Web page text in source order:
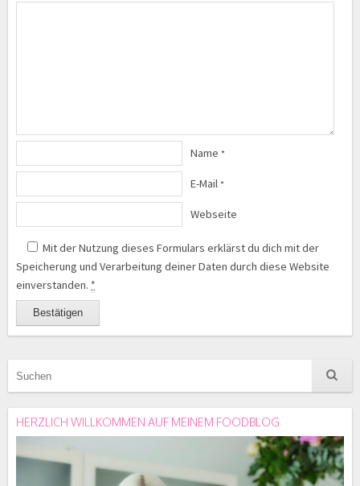
Name *
E-Mail *
Webseite
Mit der Nutzung dieses Formulars erklärst du dich mit der
Speicherung und Verarbeitung deiner Daten durch diese Website
einverstanden. *
HERZLICH WILLKOMMEN AUF MEINEM FOODBLOG